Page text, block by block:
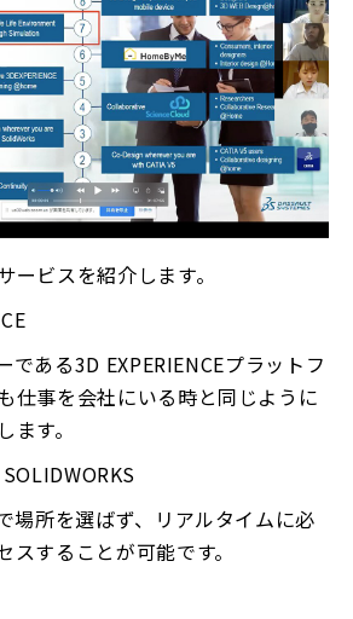
ービスを紹介します。
である3D EXPERIENCEプラットフ
仕事を会社にいる時と同じように
す。
場所を選ばず、リアルタイムに必
スすることが可能です。